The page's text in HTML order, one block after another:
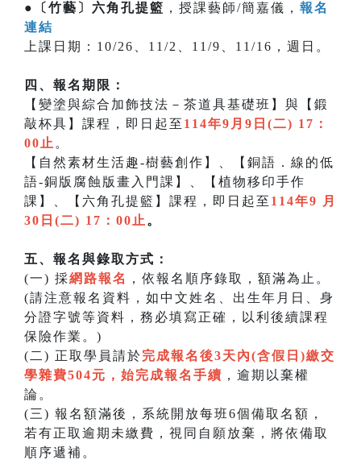
●〔竹藝〕六角孔提籃 ，授課藝師/簡嘉儀， 報名
連結
上課日期：10/26、11/2、11/9、11/16，週日。
四、報名期限：
【變塗與綜合加飾技法－茶道具基礎班】與【鍛
敲杯具】課程，即日起至 114年9月9日(二) 17：
00止 。
【自然素材生活趣-樹藝創作】、【銅語．線的低
語-銅版腐蝕版畫入門課】、【植物移印手作
課】、【六角孔提籃】課程，即日起至 114年9 月
30日(二) 17：00止 。
五、報名與錄取方式：
(一) 採網路報名
，依報名順序錄取，額滿為止。
(請注意報名資料，如中文姓名、出生年月日、身
分證字號等資料，務必填寫正確，以利後續課程
保險作業。)
(二) 正取學員請於完成報名後3天內(含假日)繳交
學雜費504元，始完成報名手續 ，逾期以棄權
論。
(三) 報名額滿後，系統開放每班6個備取名額，
若有正取逾期未繳費，視同自願放棄，將依備取
順序遞補。